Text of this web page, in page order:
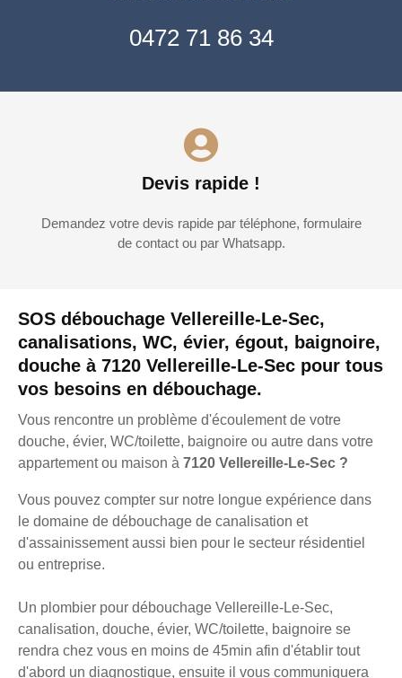
SOS débouchage Vellereille-Le-Sec,
canalisations, WC, évier, égout, baignoire,
douche à 7120 Vellereille-Le-Sec pour tous
vos besoins en débouchage.
Vous rencontre un problème d'écoulement de votre
douche, évier, WC/toilette, baignoire ou autre dans votre
appartement ou maison à 7120 Vellereille-Le-Sec ?
Vous pouvez compter sur notre longue expérience dans
le domaine de débouchage de canalisation et
d'assainissement aussi bien pour le secteur résidentiel
ou entreprise.
Un plombier pour débouchage Vellereille-Le-Sec,
canalisation, douche, évier, WC/toilette, baignoire se
rendra chez vous en moins de 45min afin d'établir tout
d'abord un diagnostique, ensuite il vous communiquera
0472 71 86 34
Devis rapide !
Demandez votre devis rapide par téléphone, formulaire
de contact ou par Whatsapp.